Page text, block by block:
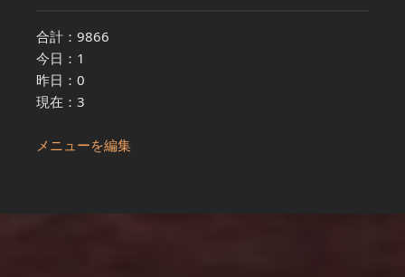
合計：9866
今日：1
昨日：0
現在：3
メニューを編集